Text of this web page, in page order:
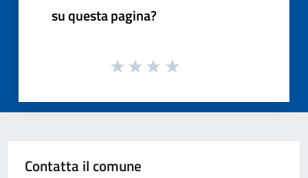
su questa pagina?
Contatta il comune